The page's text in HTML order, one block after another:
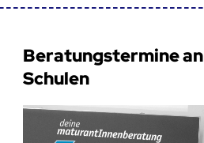
Beratungstermine an
Schulen